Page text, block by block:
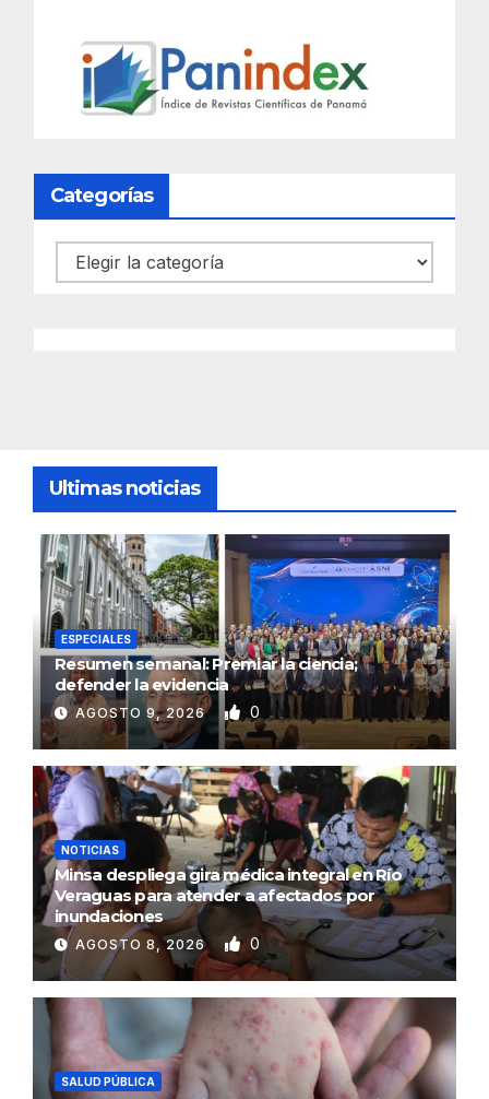
Categorías
Categorías
Ultimas noticias
ESPECIALES
Resumen semanal: Premiar la ciencia;
defender la evidencia
AGOSTO 9, 2026 0
NOTICIAS
Minsa despliega gira médica integral en Río
Veraguas para atender a afectados por
inundaciones
AGOSTO 8, 2026 0
SALUD PÚBLICA